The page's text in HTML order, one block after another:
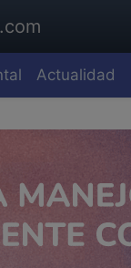
Actualidad